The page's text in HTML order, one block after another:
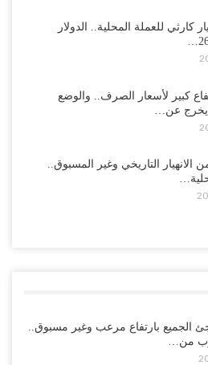
كارثي للعملة المحلية.. الدولار
كبير لأسعار الصرف.. والوضع
يخرج عن…
التاريخي وغير المسبوق..
الجميع بارتفاع مرعب وغير مسبوق..
من…